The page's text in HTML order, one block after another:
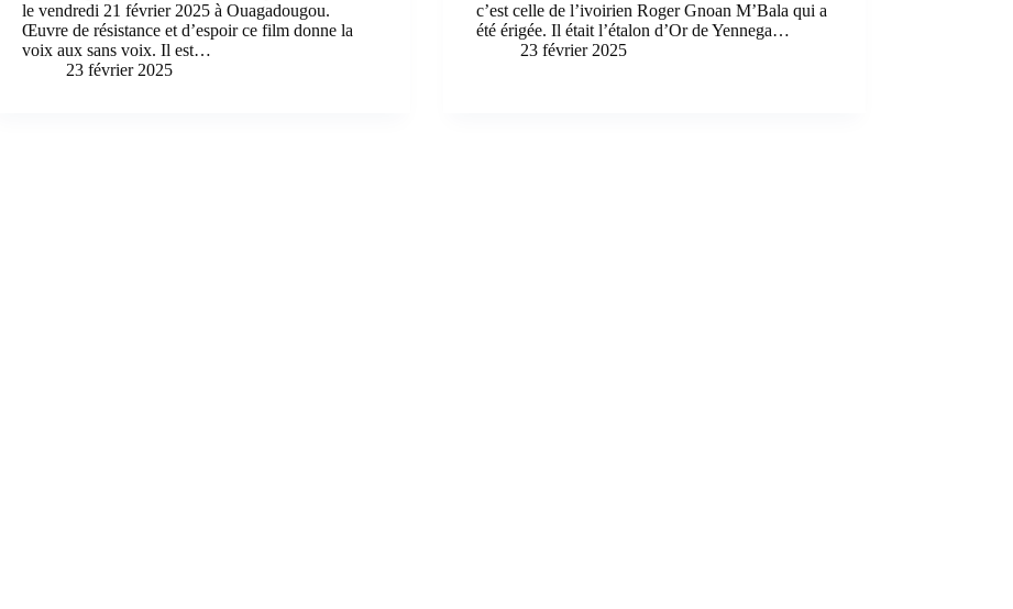
le vendredi 21 février 2025 à Ouagadougou.
Œuvre de résistance et d’espoir ce film donne la
voix aux sans voix. Il est…
23 février 2025
c’est celle de l’ivoirien Roger Gnoan M’Bala qui a
été érigée. Il était l’étalon d’Or de Yennega…
23 février 2025